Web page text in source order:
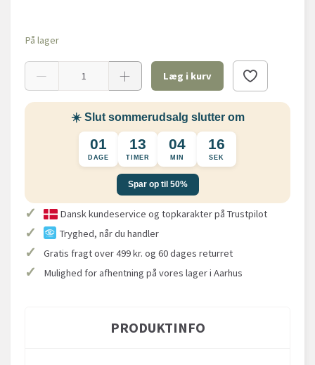
På lager
Læg i kurv
☀️ Slut sommerudsalg slutter om
01
DAGE
13
TIMER
04
MIN
16
SEK
Spar op til 50%
✓ Dansk kundeservice og topkarakter på Trustpilot
✓ Tryghed, når du handler
✓ Gratis fragt over 499 kr. og 60 dages returret
✓ Mulighed for afhentning på vores lager i Aarhus
PRODUKTINFO